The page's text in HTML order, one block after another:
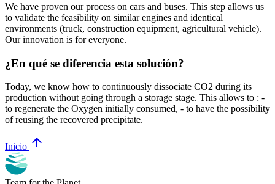
We have proven our process on cars and buses. This step allows us
to validate the feasibility on similar engines and identical
environments (truck, construction equipment, agricultural vehicle).
Our innovation is for everyone.
¿En qué se diferencia esta solución?
Today, we know how to continuously dissociate CO2 during its
production without going through a storage stage. This allows to : -
to regenerate the Oxygen initially consumed, - to have the possibility
of reusing the recovered precipitate.
Inicio arrow_upward